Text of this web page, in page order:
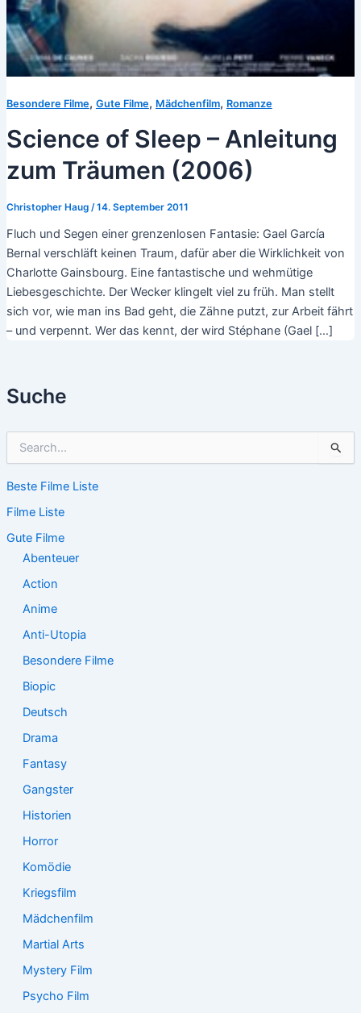
Suche
h
n
n
Beste Filme Liste
Filme Liste
Gute Filme
Abenteuer
Action
Anime
Anti-Utopia
Besondere Filme
Biopic
Deutsch
Drama
Fantasy
Gangster
Historien
Horror
Komödie
Kriegsfilm
Mädchenfilm
Martial Arts
Mystery Film
Psycho Film
Besondere Filme, Gute Filme, Mädchenfilm, Romanze
Science of Sleep – Anleitung
zum Träumen (2006)
Christopher Haug /14. September 2011
Fluch und Segen einer grenzenlosen Fantasie: Gael García
Bernal verschläft keinen Traum, dafür aber die Wirklichkeit von
Charlotte Gainsbourg. Eine fantastische und wehmütige
Liebesgeschichte. Der Wecker klingelt viel zu früh. Man stellt
sich vor, wie man ins Bad geht, die Zähne putzt, zur Arbeit fährt
– und verpennt. Wer das kennt, der wird Stéphane (Gael […]